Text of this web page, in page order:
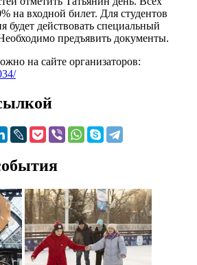
на входной билет. Для студентов
действовать специальный
предъявить документы.
на сайте организаторов: